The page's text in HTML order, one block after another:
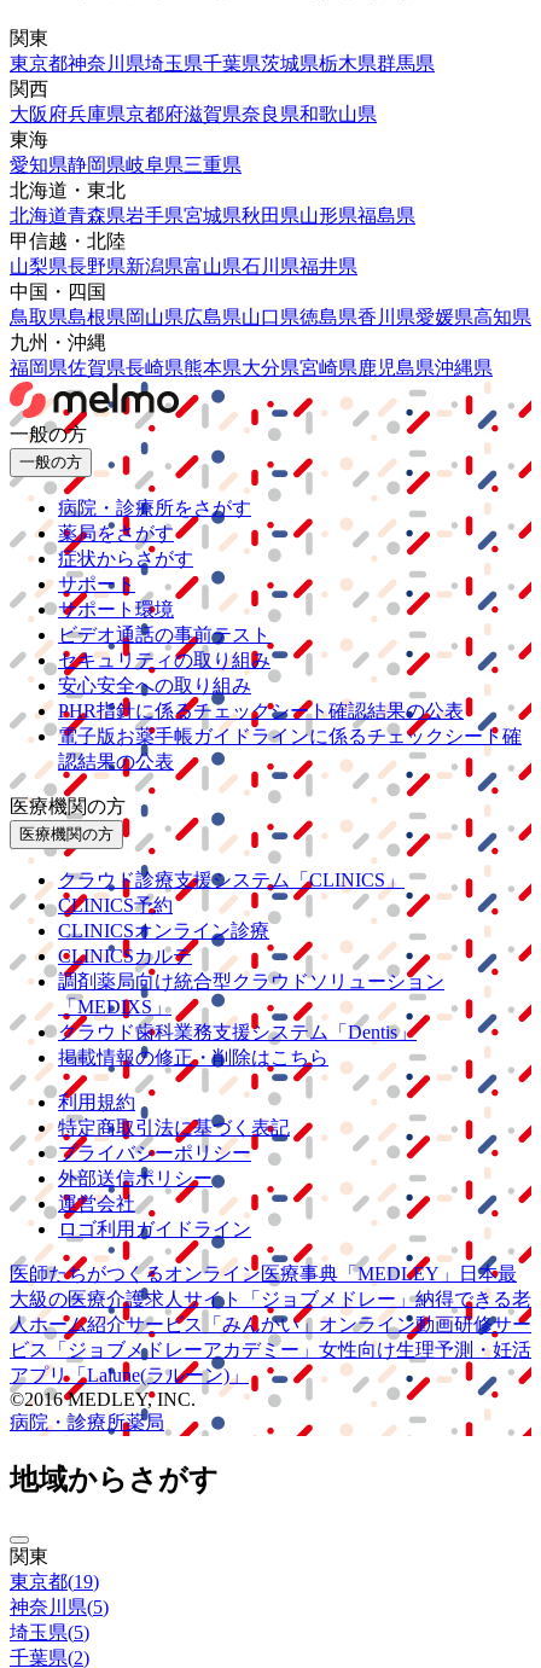
関東
東京都神奈川県埼玉県千葉県茨城県栃木県群馬県
関西
大阪府兵庫県京都府滋賀県奈良県和歌山県
東海
愛知県静岡県岐阜県三重県
北海道・東北
北海道青森県岩手県宮城県秋田県山形県福島県
甲信越・北陸
山梨県長野県新潟県富山県石川県福井県
中国・四国
鳥取県島根県岡山県広島県山口県徳島県香川県愛媛県高知県
九州・沖縄
福岡県佐賀県長崎県熊本県大分県宮崎県鹿児島県沖縄県
一般の方
一般の方
病院・診療所をさがす
薬局をさがす
症状からさがす
サポート
サポート環境
ビデオ通話の事前テスト
セキュリティの取り組み
安心安全への取り組み
PHR指針に係るチェックシート確認結果の公表
電子版お薬手帳ガイドラインに係るチェックシート確
認結果の公表
医療機関の方
医療機関の方
クラウド診療支援システム
「CLINICS」
CLINICS予約
CLINICSオンライン診療
CLINICSカルテ
調剤薬局向け統合型クラウドソリューション
「MEDIXS」
クラウド歯科業務支援システム
「Dentis」
掲載情報の修正・削除はこちら
利用規約
特定商取引法に基づく表記
プライバシーポリシー
外部送信ポリシー
運営会社
ロゴ利用ガイドライン
医師たちがつくるオンライン医療事典 「MEDLEY」
日本最
大級の医療介護求人サイト 「ジョブメドレー」納得できる老
人ホーム紹介サービス
「みんかい」 オンライン動画研修サー
ビス
「ジョブメドレーアカデミー」 女性向け生理予測・妊活
アプリ「Lalune(ラルーン)」
©2016 MEDLEY, INC.
病院・診療所薬局
地域からさがす
関東
東京都(19)
神奈川県(5)
埼玉県(5)
千葉県(2)